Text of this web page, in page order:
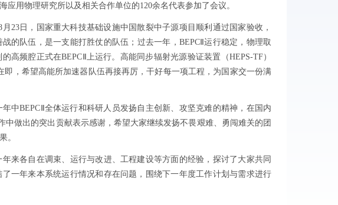
应用物理研究所以及相关合作单位的120余名代表参加了会议。
月 23日，国家重大科技基础设施中国散裂中子源项目顺利通过国家验收，
的队伍，是一支能打胜仗的队伍；过去一年， BEPCⅡ运行稳定，物理取
的高频腔正式在BEPCⅡ 上运行。高能同步辐射光源验证装置（HEPS-TF）
即，希望高能所加速器队伍再接再厉，干好每一项工程，为国家交一份满
年中BEPCⅡ全体运行和科研人员发扬自主创新、攻坚克难的精神，在国内
中做出的突出贡献表示感谢，希望大家继续发扬不畏艰难、勇闯难关的团
。
来各自在调束、运行与改进、工程建设等方面的经验，探讨了大家共同
了一年来本系统运行情况和存在问题，围绕下一年度工作计划与需求进行